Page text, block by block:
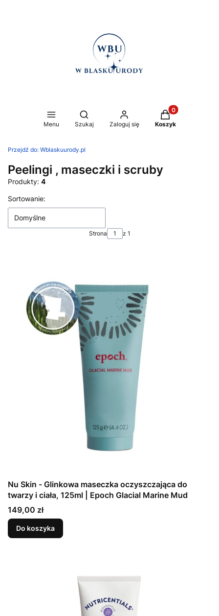
Menu
Otwórz wyszukiwarkę
Szukaj Zaloguj się
Produkty w
Koszyk
Przejdź do: Wblaskuurody.pl
Peelingi , maseczki i scruby
Produkty: 4
Lista produktów
Sortowanie:
Domyślne
Strona z 1
Nu Skin - Glinkowa maseczka oczyszczająca do
twarzy i ciała, 125ml | Epoch Glacial Marine Mud
Cena
149,00 zł
Do koszyka